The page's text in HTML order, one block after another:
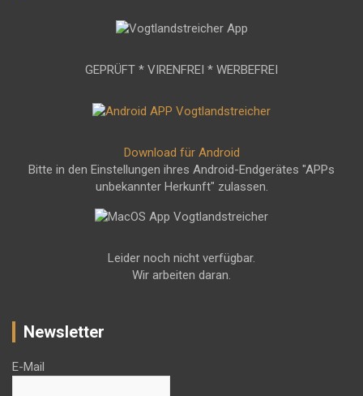
GEPRÜFT * VIRENFREI * WERBEFREI
Download für Android
Bitte in den Einstellungen ihres Android-Endgerätes "APPs
unbekannter Herkunft" zulassen.
Leider noch nicht verfügbar.
Wir arbeiten daran.
Newsletter
E-Mail